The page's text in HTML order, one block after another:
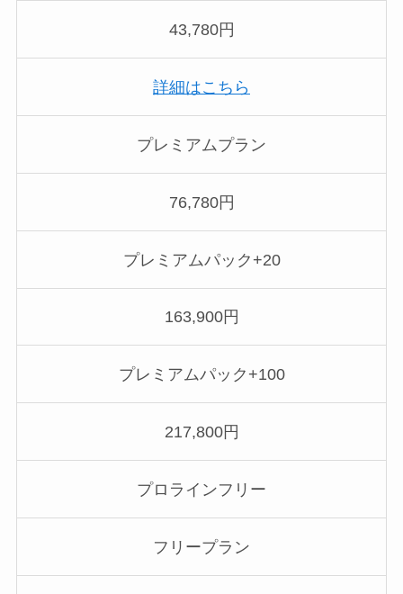
43,780円
詳細はこちら
プレミアムプラン
76,780円
プレミアムパック+20
163,900円
プレミアムパック+100
217,800円
プロラインフリー
フリープラン